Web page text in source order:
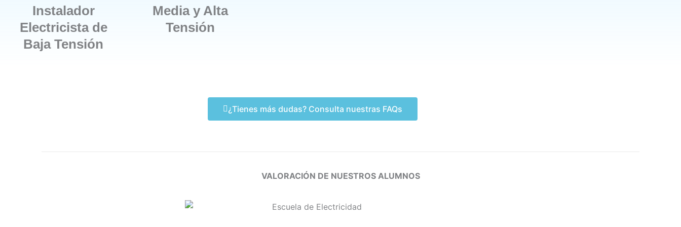
Instalador
Electricista de
Baja Tensión
Media y Alta
Tensión
¿Tienes más dudas? Consulta nuestras FAQs
VALORACIÓN DE NUESTROS ALUMNOS